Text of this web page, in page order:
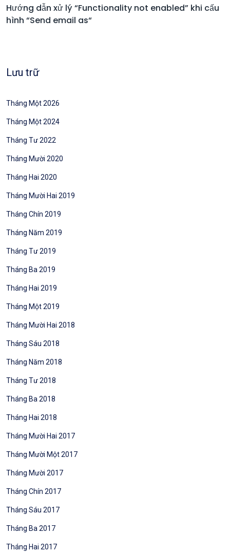
Hướng dẫn xử lý “Functionality not enabled” khi cấu
hình “Send email as“
Lưu trữ
Tháng Một 2026
Tháng Một 2024
Tháng Tư 2022
Tháng Mười 2020
Tháng Hai 2020
Tháng Mười Hai 2019
Tháng Chín 2019
Tháng Năm 2019
Tháng Tư 2019
Tháng Ba 2019
Tháng Hai 2019
Tháng Một 2019
Tháng Mười Hai 2018
Tháng Sáu 2018
Tháng Năm 2018
Tháng Tư 2018
Tháng Ba 2018
Tháng Hai 2018
Tháng Mười Hai 2017
Tháng Mười Một 2017
Tháng Mười 2017
Tháng Chín 2017
Tháng Sáu 2017
Tháng Ba 2017
Tháng Hai 2017